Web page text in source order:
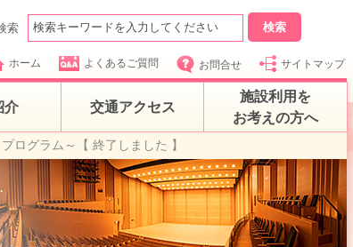
索
ホーム よくあるご質問 お問合せ サイトマップ
介 交通アクセス
施設利用を
お考えの方へ
ログラム～【 終了しました 】